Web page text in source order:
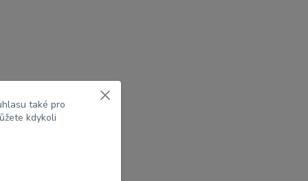
také pro
kdykoli